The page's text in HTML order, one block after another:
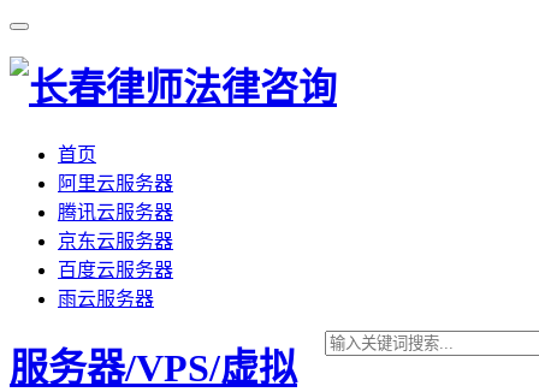
首页
阿里云服务器
腾讯云服务器
京东云服务器
百度云服务器
雨云服务器
服务器/VPS/虚拟